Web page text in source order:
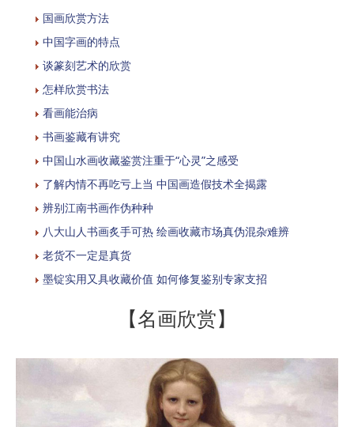
国画欣赏方法
中国字画的特点
谈篆刻艺术的欣赏
怎样欣赏书法
看画能治病
书画鉴藏有讲究
中国山水画收藏鉴赏注重于“心灵”之感受
了解内情不再吃亏上当 中国画造假技术全揭露
辨别江南书画作伪种种
八大山人书画炙手可热 绘画收藏市场真伪混杂难辨
老货不一定是真货
墨锭实用又具收藏价值 如何修复鉴别专家支招
【名画欣赏】